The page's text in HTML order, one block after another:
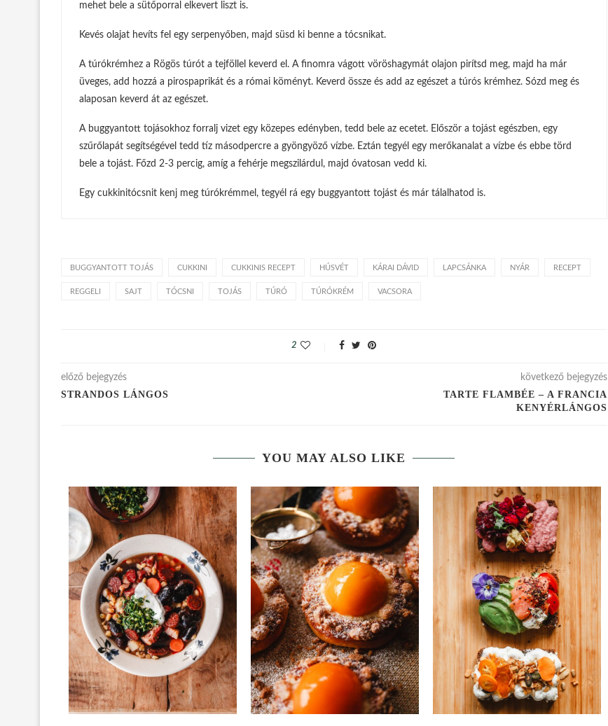
mehet bele a sütőporral elkevert liszt is.
Kevés olajat hevíts fel egy serpenyőben, majd süsd ki benne a tócsnikat.
A túrókrémhez a Rögös túrót a tejföllel keverd el. A finomra vágott vöröshagymát olajon pirítsd meg, majd ha már
üveges, add hozzá a pirospaprikát és a római köményt. Keverd össze és add az egészet a túrós krémhez. Sózd meg és
alaposan keverd át az egészet.
A buggyantott tojásokhoz forralj vizet egy közepes edényben, tedd bele az ecetet. Először a tojást egészben, egy
szűrőlapát segítségével tedd tíz másodpercre a gyöngyöző vízbe. Eztán tegyél egy merőkanalat a vízbe és ebbe törd
bele a tojást. Főzd 2-3 percig, amíg a fehérje megszilárdul, majd óvatosan vedd ki.
Egy cukkinitócsnit kenj meg túrókrémmel, tegyél rá egy buggyantott tojást és már tálalhatod is.
BUGGYANTOTT TOJÁS CUKKINI CUKKINIS RECEPT HÚSVÉT KÁRAI DÁVID LAPCSÁNKA NYÁR RECEPT
REGGELI SAJT TÓCSNI TOJÁS TÚRÓ TÚRÓKRÉM VACSORA
2
előző bejegyzés
STRANDOS LÁNGOS
következő bejegyzés
TARTE FLAMBÉE – A FRANCIA
KENYÉRLÁNGOS
YOU MAY ALSO LIKE